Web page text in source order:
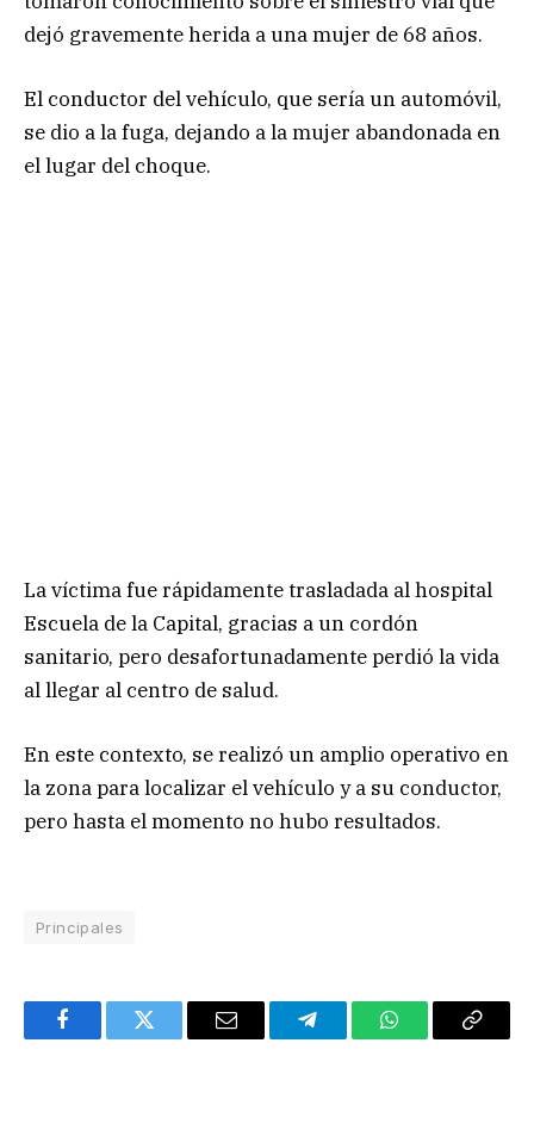
dejó gravemente herida a una mujer de 68 años.
El conductor del vehículo, que sería un automóvil,
se dio a la fuga, dejando a la mujer abandonada en
el lugar del choque.
La víctima fue rápidamente trasladada al hospital
Escuela de la Capital, gracias a un cordón
sanitario, pero desafortunadamente perdió la vida
al llegar al centro de salud.
En este contexto, se realizó un amplio operativo en
la zona para localizar el vehículo y a su conductor,
pero hasta el momento no hubo resultados.
Principales
FacebookTwitter Email TelegramWhatsAppCopy